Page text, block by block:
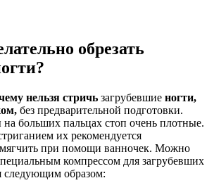
обрезать
нельзя стричь загрубевшие ногти,
без предварительной подготовки.
больших пальцах стоп очень плотные.
их рекомендуется
при помощи ванночек. Можно
компрессом для загрубевших
следующим образом: